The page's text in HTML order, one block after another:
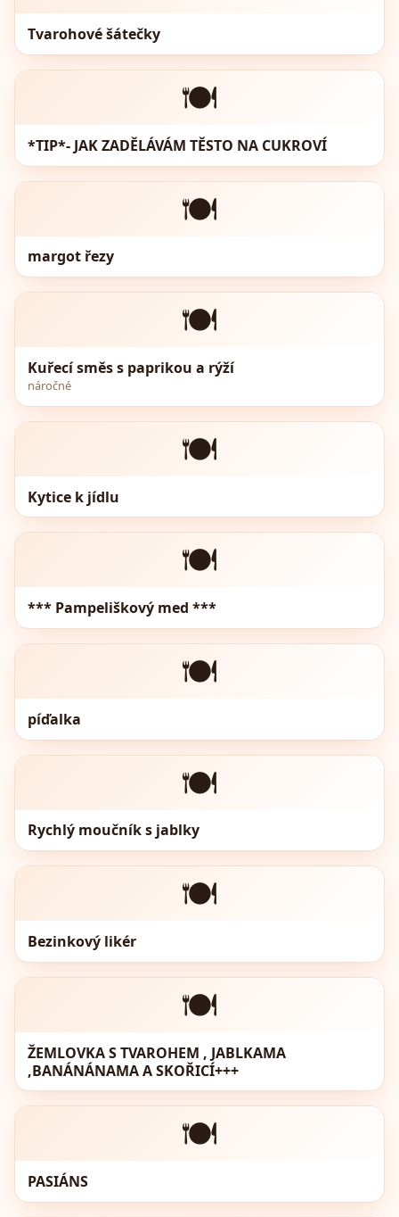
Tvarohové šátečky
🍽️
*TIP*- JAK ZADĚLÁVÁM TĚSTO NA CUKROVÍ
🍽️
margot řezy
🍽️
Kuřecí směs s paprikou a rýží
náročné
🍽️
Kytice k jídlu
🍽️
*** Pampeliškový med ***
🍽️
píďalka
🍽️
Rychlý moučník s jablky
🍽️
Bezinkový likér
🍽️
ŽEMLOVKA S TVAROHEM , JABLKAMA
,BANÁNÁNAMA A SKOŘICÍ+++
🍽️
PASIÁNS